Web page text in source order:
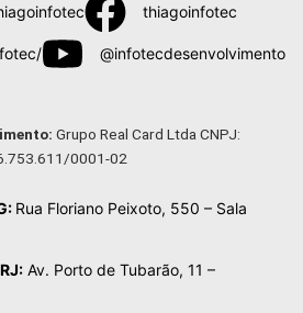
thiagoinfotec
@infotecdesenvolvimento
Grupo Real Card Ltda CNPJ:
0001-02
Rua Floriano Peixoto, 550 – Sala
Av. Porto de Tubarão, 11 –